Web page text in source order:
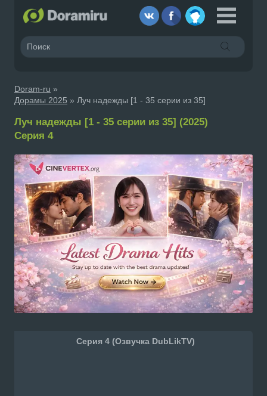
Doram-ru »
Дорамы 2025 » Луч надежды [1 - 35 серии из 35]
Луч надежды [1 - 35 серии из 35] (2025)
Серия 4
Серия 4 (Озвучка DubLikTV)